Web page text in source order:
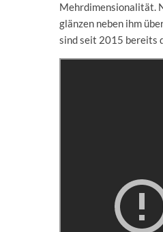
Mehrdimensionalität.
glänzen neben ihm
sind seit 2015 bereits